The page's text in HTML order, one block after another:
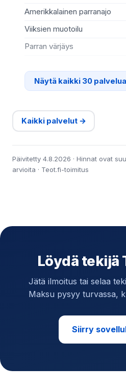
Amerikkalainen parranajo
Viiksien muotoilu
Parran värjäys
Näytä kaikki 30 palvelua
Kaikki palvelut →
Päivitetty 4.8.2026 · Hinnat ovat
arvioita · Teot.fi-toimitus
Löydä tekijä
Jätä ilmoitus tai selaa
Maksu pysyy turvassa,
Siirry